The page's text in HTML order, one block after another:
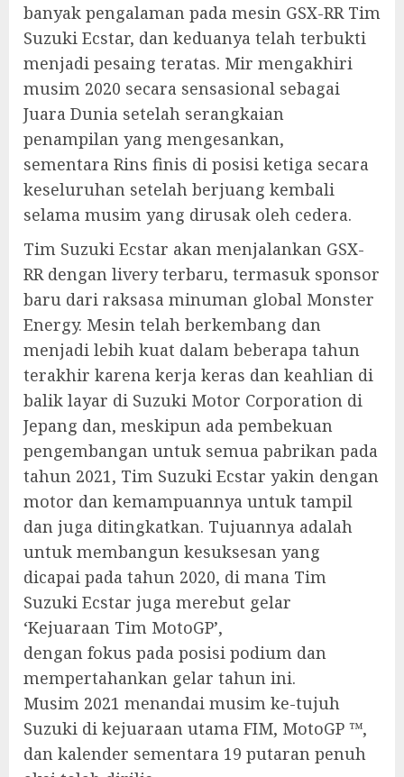
banyak pengalaman pada mesin GSX-RR Tim
Suzuki Ecstar, dan keduanya telah terbukti
menjadi pesaing teratas. Mir mengakhiri
musim 2020 secara sensasional sebagai
Juara Dunia setelah serangkaian
penampilan yang mengesankan,
sementara Rins finis di posisi ketiga secara
keseluruhan setelah berjuang kembali
selama musim yang dirusak oleh cedera.
Tim Suzuki Ecstar akan menjalankan GSX-
RR dengan livery terbaru, termasuk sponsor
baru dari raksasa minuman global Monster
Energy. Mesin telah berkembang dan
menjadi lebih kuat dalam beberapa tahun
terakhir karena kerja keras dan keahlian di
balik layar di Suzuki Motor Corporation di
Jepang dan, meskipun ada pembekuan
pengembangan untuk semua pabrikan pada
tahun 2021, Tim Suzuki Ecstar yakin dengan
motor dan kemampuannya untuk tampil
dan juga ditingkatkan. Tujuannya adalah
untuk membangun kesuksesan yang
dicapai pada tahun 2020, di mana Tim
Suzuki Ecstar juga merebut gelar
‘Kejuaraan Tim MotoGP’,
dengan fokus pada posisi podium dan
mempertahankan gelar tahun ini.
Musim 2021 menandai musim ke-tujuh
Suzuki di kejuaraan utama FIM, MotoGP ™,
dan kalender sementara 19 putaran penuh